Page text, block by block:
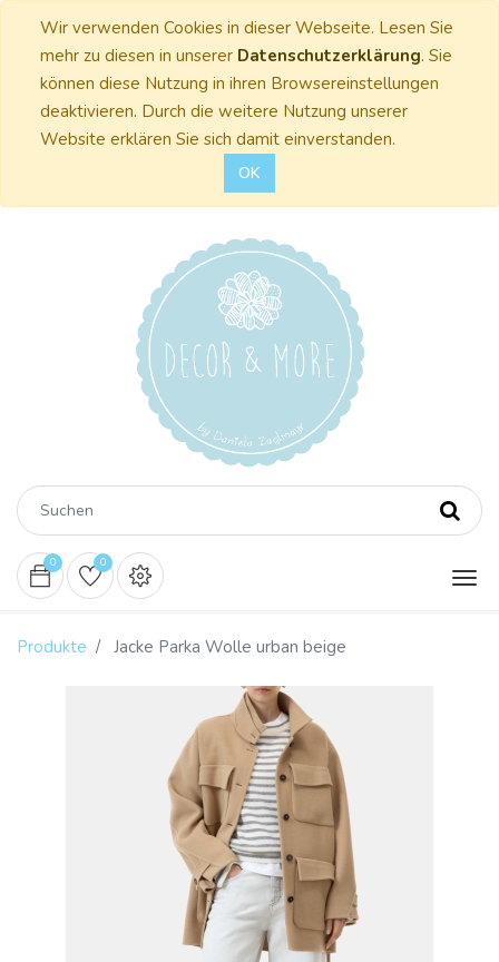
Wir verwenden Cookies in dieser Webseite. Lesen Sie
mehr zu diesen in unserer Datenschutzerklärung. Sie
können diese Nutzung in ihren Browsereinstellungen
deaktivieren. Durch die weitere Nutzung unserer
Website erklären Sie sich damit einverstanden.
OK
0 0
Produkte Jacke Parka Wolle urban beige